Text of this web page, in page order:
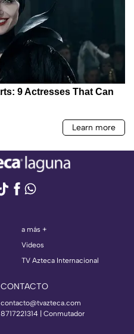
a más +
Videos
TV Azteca Internacional
CONTACTO
contacto@tvazteca.com
8717221314 | Conmutador